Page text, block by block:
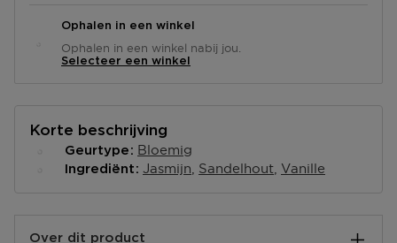
Ophalen in een winkel
Ophalen in een winkel nabij jou.
Selecteer een winkel
Korte beschrijving
Geurtype Bloemig
Ingrediënt Jasmijn Sandelhout Vanille
Over dit product